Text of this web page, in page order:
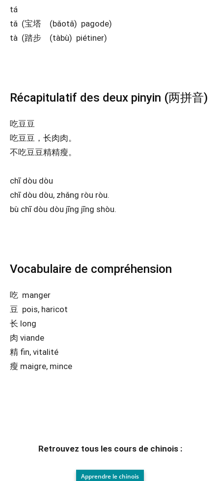
tá
tǎ (宝塔 (bǎotǎ) pagode)
tà (踏步 (tàbù) piétiner)
Récapitulatif des deux pinyin (两拼音)
吃豆豆
吃豆豆，长肉肉。
不吃豆豆精精瘦。
chī dòu dòu
chī dòu dòu, zhǎng ròu ròu.
bù chī dòu dòu jīng jīng shòu.
Vocabulaire de compréhension
吃 manger
豆 pois, haricot
长 long
肉 viande
精 fin, vitalité
瘦 maigre, mince
Retrouvez tous les cours de chinois :
Apprendre le chinois